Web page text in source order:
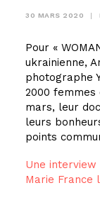
30 MARS 2020 |
Pour «
ukrainienne,
photographe
2000
mars, leur
leurs
points
Une interview
Marie France